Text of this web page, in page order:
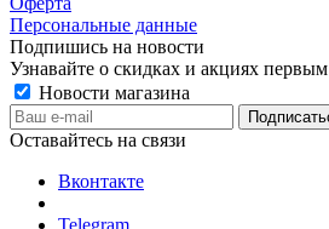
Персональные данные
Подпишись на новости
Узнавайте о скидках и акциях первым
Новости магазина
Оставайтесь на связи
Вконтакте
Telegram